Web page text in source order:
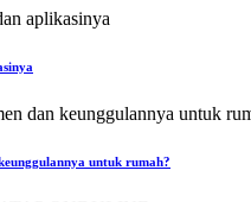
untuk rumah?